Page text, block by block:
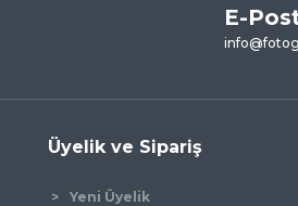
E-
Üyelik ve Sipariş
Yeni Üyelik